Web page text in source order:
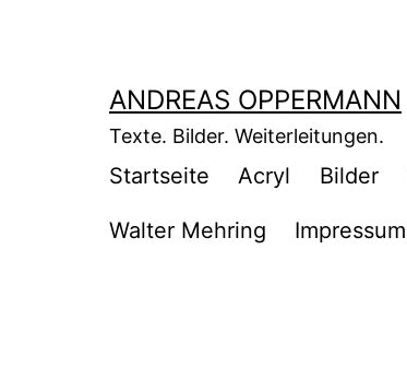
ANDREAS OPPERMANN
Texte. Bilder. Weiterleitungen.
Startseite Acryl Bilder
Walter Mehring Impressum